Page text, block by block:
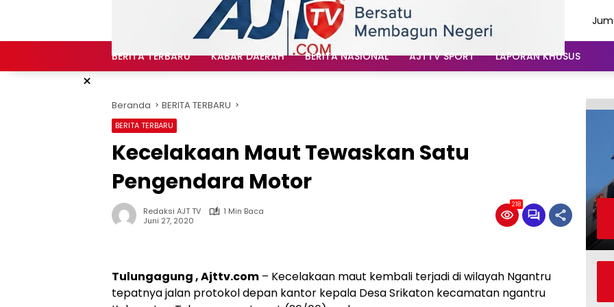
BERITA TERBARU KABAR DAERAH BERITA NASIONAL AJTTV SPORT LAPORAN KHUSUS
×
Beranda BERITA TERBARU
BERITA TERBARU
Kecelakaan Maut Tewaskan Satu
Pengendara Motor
Redaksi AJT TV
1 Min Baca
Juni 27, 2020
218
Tulungagung , Ajttv.com – Kecelakaan maut kembali terjadi di wilayah Ngantru
tepatnya jalan protokol depan kantor kepala Desa Srikaton kecamatan ngantru